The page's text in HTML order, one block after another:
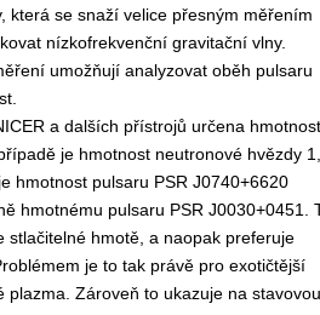
která se snaží velice přesným měřením
nízkofrekvenční gravitační vlny.
umožňují analyzovat oběh pulsaru
a dalších přístrojů určena hmotnost
je hmotnost neutronové hvězdy
hmotnost pulsaru PSR J0740+6620
hmotnému pulsaru PSR J0030+0451.
stlačitelné hmotě, a naopak preferuje
je to tak právě pro exotičtější
Zároveň to ukazuje na stavovou